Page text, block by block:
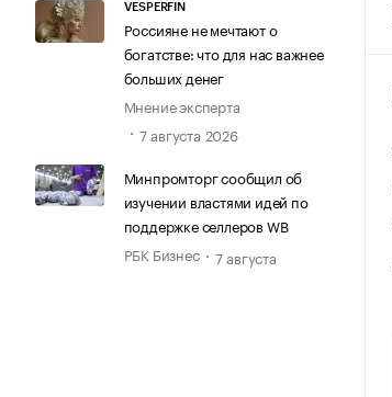
VESPERFIN
Россияне не мечтают о
богатстве: что для нас важнее
больших денег
Мнение эксперта
7 августа 2026
Минпромторг сообщил об
изучении властями идей по
поддержке селлеров WB
РБК Бизнес
7 августа